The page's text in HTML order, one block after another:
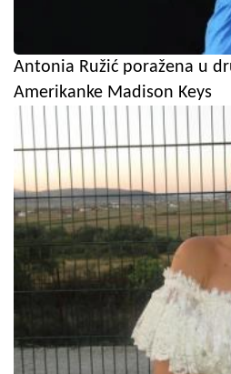
Antonia Ružić poražena u
Amerikanke Madison Keys